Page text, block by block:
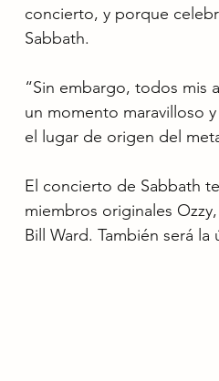
concierto, y porque
Sabbath.
“Sin embargo, todos mis
un momento maravilloso
el lugar de origen del
El concierto de Sabbath
miembros originales
Bill Ward. También será